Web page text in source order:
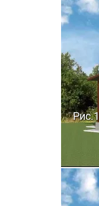
Рис.1